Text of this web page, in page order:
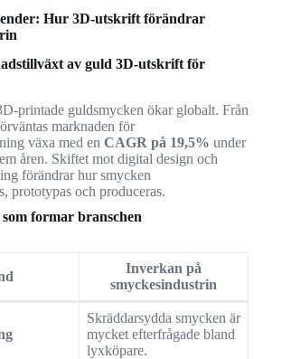
Hur 3D-utskrift förändrar
av guld 3D-utskrift för
printade guldsmycken ökar globalt. Från
marknaden för
växa med en CAGR på 19,5% under
åren. Skiftet mot digital design och
förändrar hur smycken
prototypas och produceras.
formar branschen
Inverkan på
smyckesindustrin
Skräddarsydda smycken är
mycket efterfrågade bland
lyxköpare.